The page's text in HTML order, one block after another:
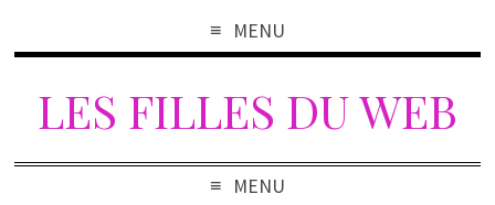
MENU
LES FILLES DU WEB
MENU